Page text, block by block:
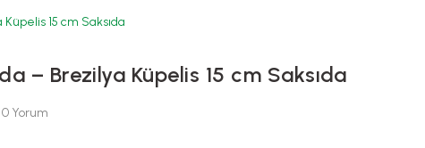
15 cm Saksıda
– Brezilya Küpelis 15 cm Saksıda
Yorum